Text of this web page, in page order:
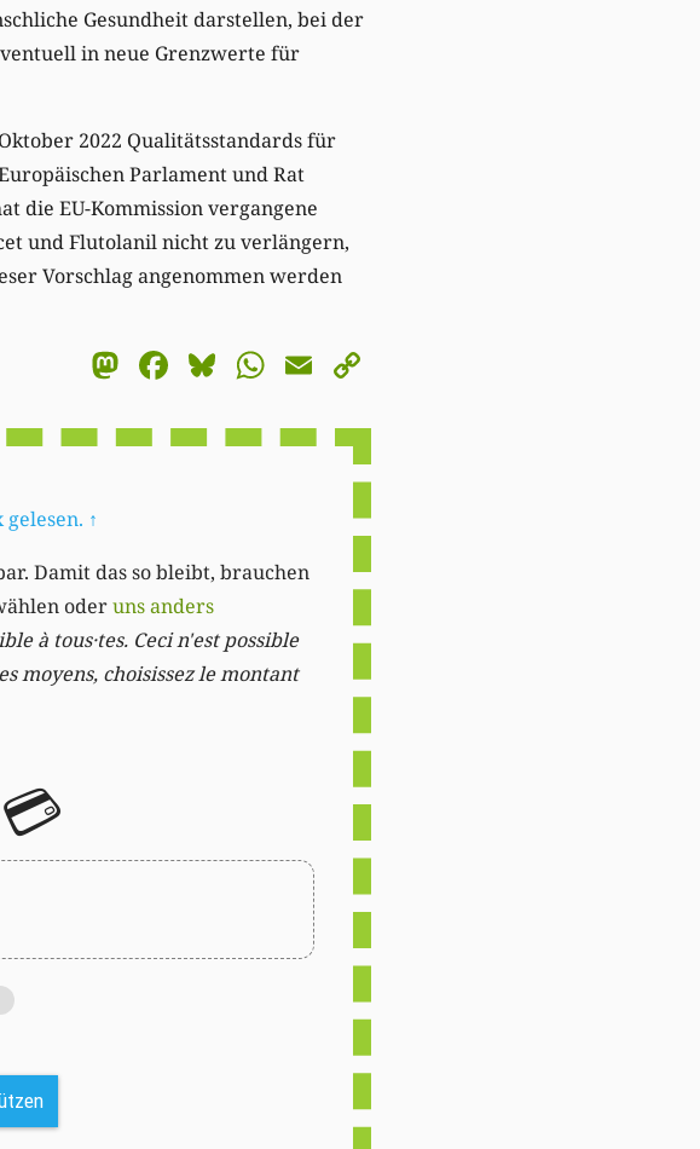
Gesundheit darstellen, bei der
in neue Grenzwerte für
2022 Qualitätsstandards für
Parlament und Rat
die EU-Kommission vergangene
und Flutolanil nicht zu verlängern,
Vorschlag angenommen werden
Mastodon
Facebook
Bluesky
WhatsApp
Email
↑
Damit das so bleibt, brauchen
oderuns anders
à tous·tes. Ceci n'est possible
moyens, choisissez le montant
💳